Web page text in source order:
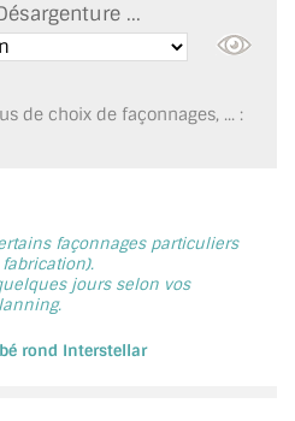
...
de choix de façonnages, ... :
façonnages particuliers
jours selon vos
rond Interstellar